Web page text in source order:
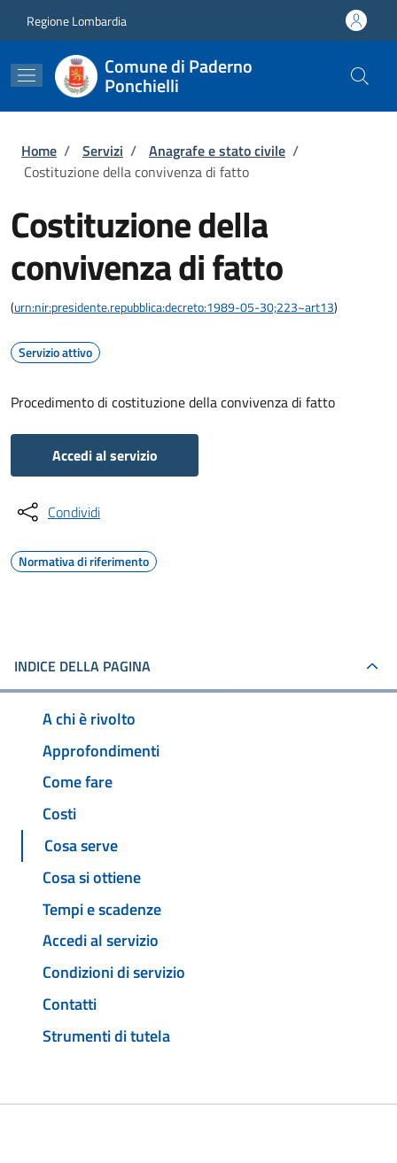
Regione Lombardia
Comune di Paderno
Ponchielli
Briciole di pane
Home / Servizi / Anagrafe e stato civile /
Costituzione della convivenza di fatto
Costituzione della
convivenza di fatto
(urn:nir:presidente.repubblica:decreto:1989-05-30;223~art13)
Servizio attivo
Procedimento di costituzione della convivenza di fatto
Accedi al servizio
Condividi
Normativa di riferimento
INDICE DELLA PAGINA
A chi è rivolto
Approfondimenti
Come fare
Costi
Cosa serve
Cosa si ottiene
Tempi e scadenze
Accedi al servizio
Condizioni di servizio
Contatti
Strumenti di tutela